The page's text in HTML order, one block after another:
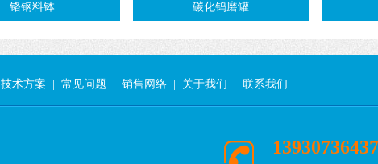
铬钢料钵 碳化钨磨罐
技术方案 常见问题 销售网络 关于我们 联系我们
13930736437